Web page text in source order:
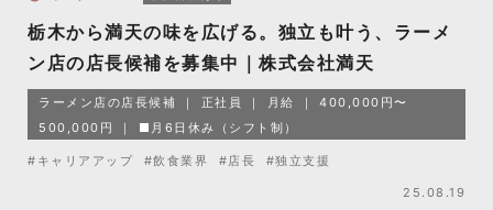
栃木から満天の味を広げる。独立も叶う、ラーメ
ン店の店長候補を募集中｜株式会社満天
ラーメン店の店長候補 正社員 月給
400,000円〜
500,000円
■月6日休み（シフト制）
#キャリアアップ #飲食業界 #店長 #独立支援
25.08.19